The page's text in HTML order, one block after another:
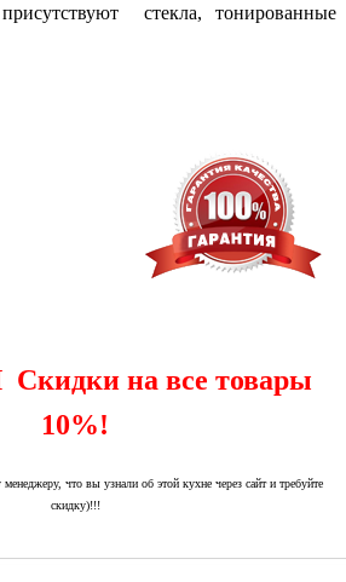
стекла, тонированные
на все товары
10%!
что вы узнали об этой кухне через сайт и требуйте
скидку)!!!